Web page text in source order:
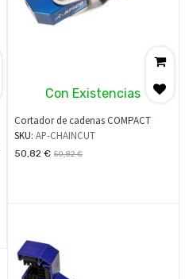
Con Existencias
Cortador de cadenas COMPACT
SKU: AP-CHAINCUT
50,82 € 50,82€